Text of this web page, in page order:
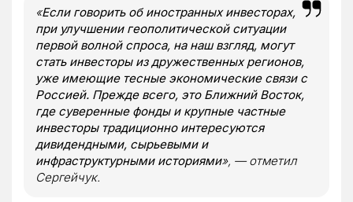
«Если говорить об иностранных инвесторах,
при улучшении геополитической ситуации
первой волной спроса, на наш взгляд, могут
стать инвесторы из дружественных регионов,
уже имеющие тесные экономические связи с
Россией. Прежде всего, это Ближний Восток,
где суверенные фонды и крупные частные
инвесторы традиционно интересуются
дивидендными, сырьевыми и
инфраструктурными историями», — отметил
Сергейчук.